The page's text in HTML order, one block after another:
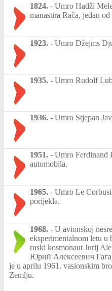
1824. - Umro Hadži
manastira Rača, jedan
1923. - Umro Džejms
1935. - Umro Rudolf
1936. - Umro Stjepan
1951. - Umro Ferdinand
automobila.
1965. - Umro Le
porijekla.
1968. - U avionskoj
eksperimentalnom letu
ruski kosmonaut Jurij
Юрий Алексеевич
je u aprilu 1961. vasionskim
Zemlju.